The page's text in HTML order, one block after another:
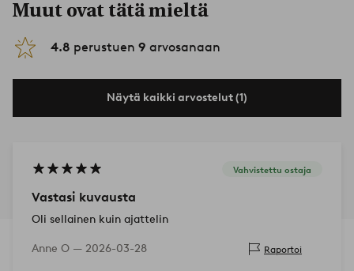
Muut ovat tätä mieltä
4.8 perustuen 9 arvosanaan
Näytä kaikki arvostelut (1)
Vahvistettu ostaja
Vastasi kuvausta
Oli sellainen kuin ajattelin
Anne O — 2026-03-28 Raportoi